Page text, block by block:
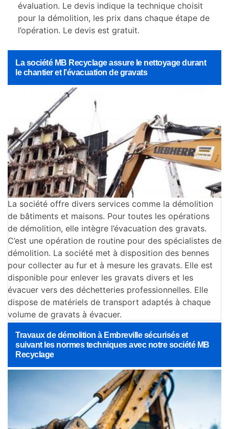
La société MB Recyclage assure le nettoyage durant
le chantier et l’évacuation de gravats
La société offre divers services comme la démolition
de bâtiments et maisons. Pour toutes les opérations
de démolition, elle intègre l’évacuation des gravats.
C’est une opération de routine pour des spécialistes de
démolition. La société met à disposition des bennes
pour collecter au fur et à mesure les gravats. Elle est
disponible pour enlever les gravats divers et les
évacuer vers des déchetteries professionnelles. Elle
dispose de matériels de transport adaptés à chaque
volume de gravats à évacuer.
Travaux de démolition à Embreville sécurisés et
suivant les normes techniques avec notre société MB
Recyclage
évaluation. Le devis indique la technique choisit
pour la démolition, les prix dans chaque étape de
l’opération. Le devis est gratuit.